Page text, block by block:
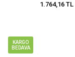
1.764,16 TL
KARGO
BEDAVA